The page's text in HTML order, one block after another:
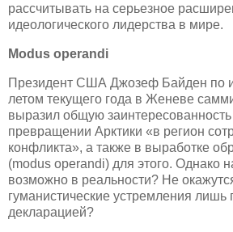
рассчитывать на серьезное
идеологического лидерства в мире.
Modus operandi
Президент США Джозеф Байден по
летом текущего года в Женеве
выразил общую заинтересованность
превращении Арктики «в регион
конфликта», а также в выработке
(modus operandi) для этого. Однако
возможно в реальности? Не
гуманистические устремления лишь
декларацией?